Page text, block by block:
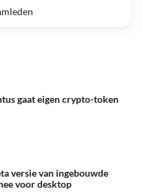
gaat eigen crypto-token
versie van ingebouwde
voor desktop